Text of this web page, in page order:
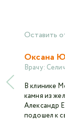
Оставить
Оксана
Врачу:
В клинике
камня из
Александр
подошел к